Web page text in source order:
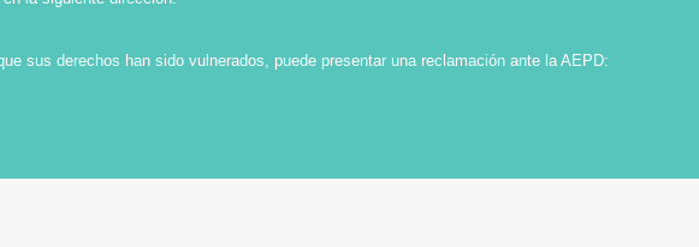
sus derechos han sido vulnerados, puede presentar una reclamación ante la AEPD: